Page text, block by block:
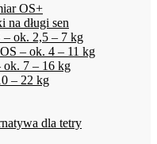
OS+
na długi sen
– ok. 2,5 – 7 kg
– ok. 4 – 11 kg
ok. 7 – 16 kg
– 22 kg
dla tetry